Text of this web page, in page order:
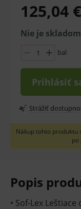
125,04 €
Nie je skladom
bal
Prihlásiť
Strážiť
Nákup tohto produktu
po
Popis
• Sof-Lex